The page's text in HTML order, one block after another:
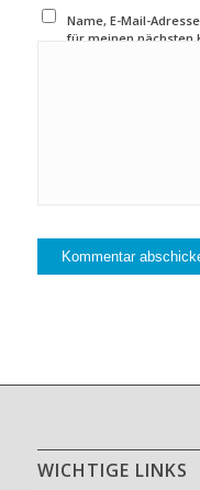
Name, E-Mail-
für meinen nächsten
WICHTIGE LINKS